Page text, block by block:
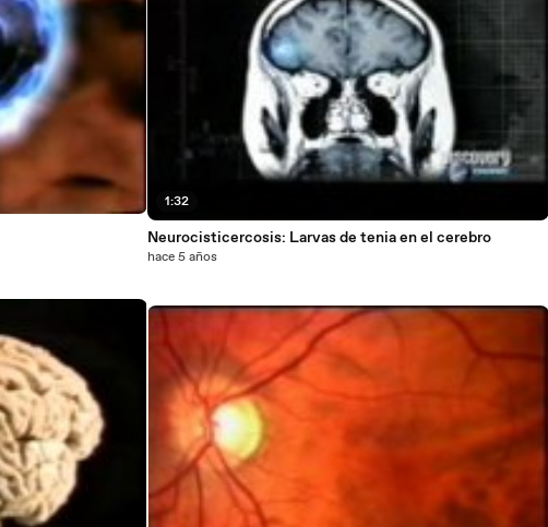
1:32
Neurocisticercosis: Larvas de tenia en el cerebro
hace 5 años